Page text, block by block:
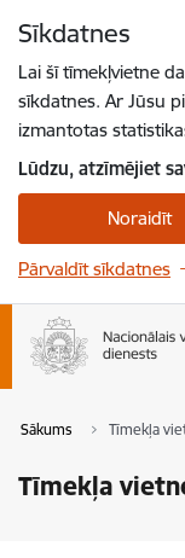
Sīkdatnes
Lai šī tīmekļvietne
sīkdatnes. Ar Jūsu
izmantotas
Lūdzu, atzīmējiet
Noraidīt
Pārvaldīt sīkdatnes
Sākums Tīmekļa
Tīmekļa